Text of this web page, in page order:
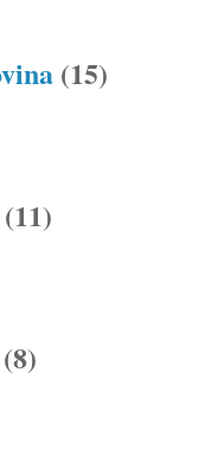
(15)
(11)
(8)